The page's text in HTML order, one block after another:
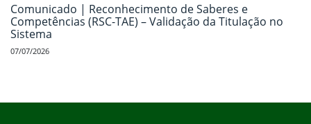
Comunicado | Reconhecimento de Saberes e
Competências (RSC-TAE) – Validação da Titulação no
Sistema
07/07/2026